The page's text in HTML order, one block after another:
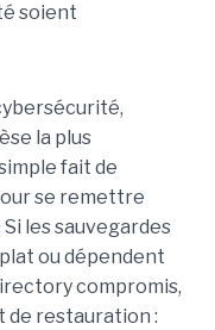
soient
la plus
fait de
se remettre
les sauvegardes
ou dépendent
compromis,
de restauration :